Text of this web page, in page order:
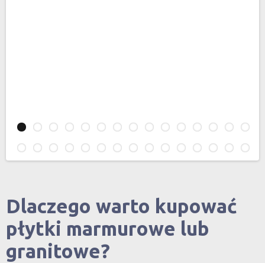
Dlaczego warto kupować
płytki marmurowe lub
granitowe?